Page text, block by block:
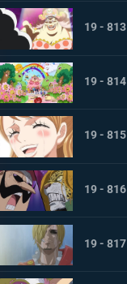
19 - 813
19 - 814
19 - 815
19 - 816
19 - 817